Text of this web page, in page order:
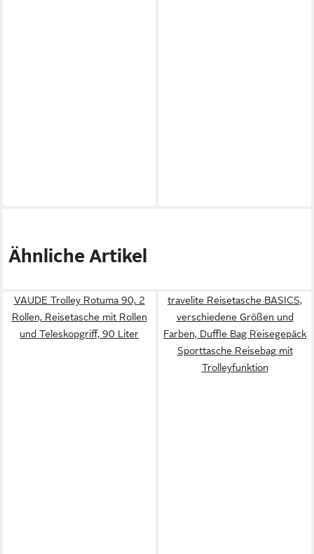
Ähnliche Artikel
VAUDE Trolley Rotuma 90, 2
Rollen, Reisetasche mit Rollen
und Teleskopgriff, 90 Liter
travelite Reisetasche BASICS,
verschiedene Größen und
Farben, Duffle Bag Reisegepäck
Sporttasche Reisebag mit
Trolleyfunktion